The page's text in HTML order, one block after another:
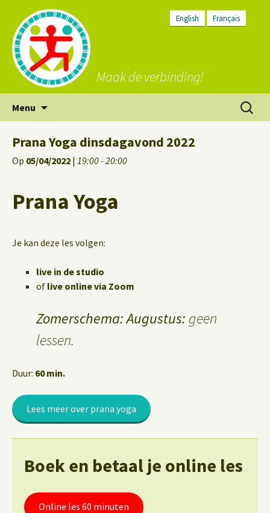
English Français
Maak de verbinding!
Menu
inhoud
Zoeken
naar:
Prana Yoga dinsdagavond 2022
Op 05/04/2022 | 19:00 - 20:00
Prana Yoga
Je kan deze les volgen:
live in de studio
of live online via Zoom
Zomerschema: Augustus: geen
lessen.
Duur: 60 min.
Lees meer over prana yoga
Boek en betaal je online les
Online les 60 minuten